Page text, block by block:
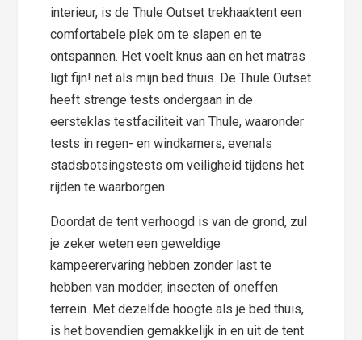
interieur, is de Thule Outset trekhaaktent een
comfortabele plek om te slapen en te
ontspannen. Het voelt knus aan en het matras
ligt fijn! net als mijn bed thuis. De Thule Outset
heeft strenge tests ondergaan in de
eersteklas testfaciliteit van Thule, waaronder
tests in regen- en windkamers, evenals
stadsbotsingstests om veiligheid tijdens het
rijden te waarborgen.
Doordat de tent verhoogd is van de grond, zul
je zeker weten een geweldige
kampeerervaring hebben zonder last te
hebben van modder, insecten of oneffen
terrein. Met dezelfde hoogte als je bed thuis,
is het bovendien gemakkelijk in en uit de tent